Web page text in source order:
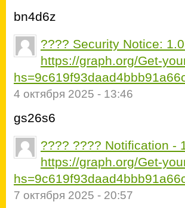
bn4d6z
???? Security Notice:
https://graph.org/Get-
4 октября 2025 - 13:46
gs26s6
???? ???? Notification -
https://graph.org/Get-
7 октября 2025 - 20:57